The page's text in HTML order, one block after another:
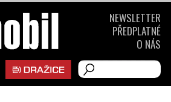
NEWSLETTER
PŘEDPLATNÉ
O NÁS